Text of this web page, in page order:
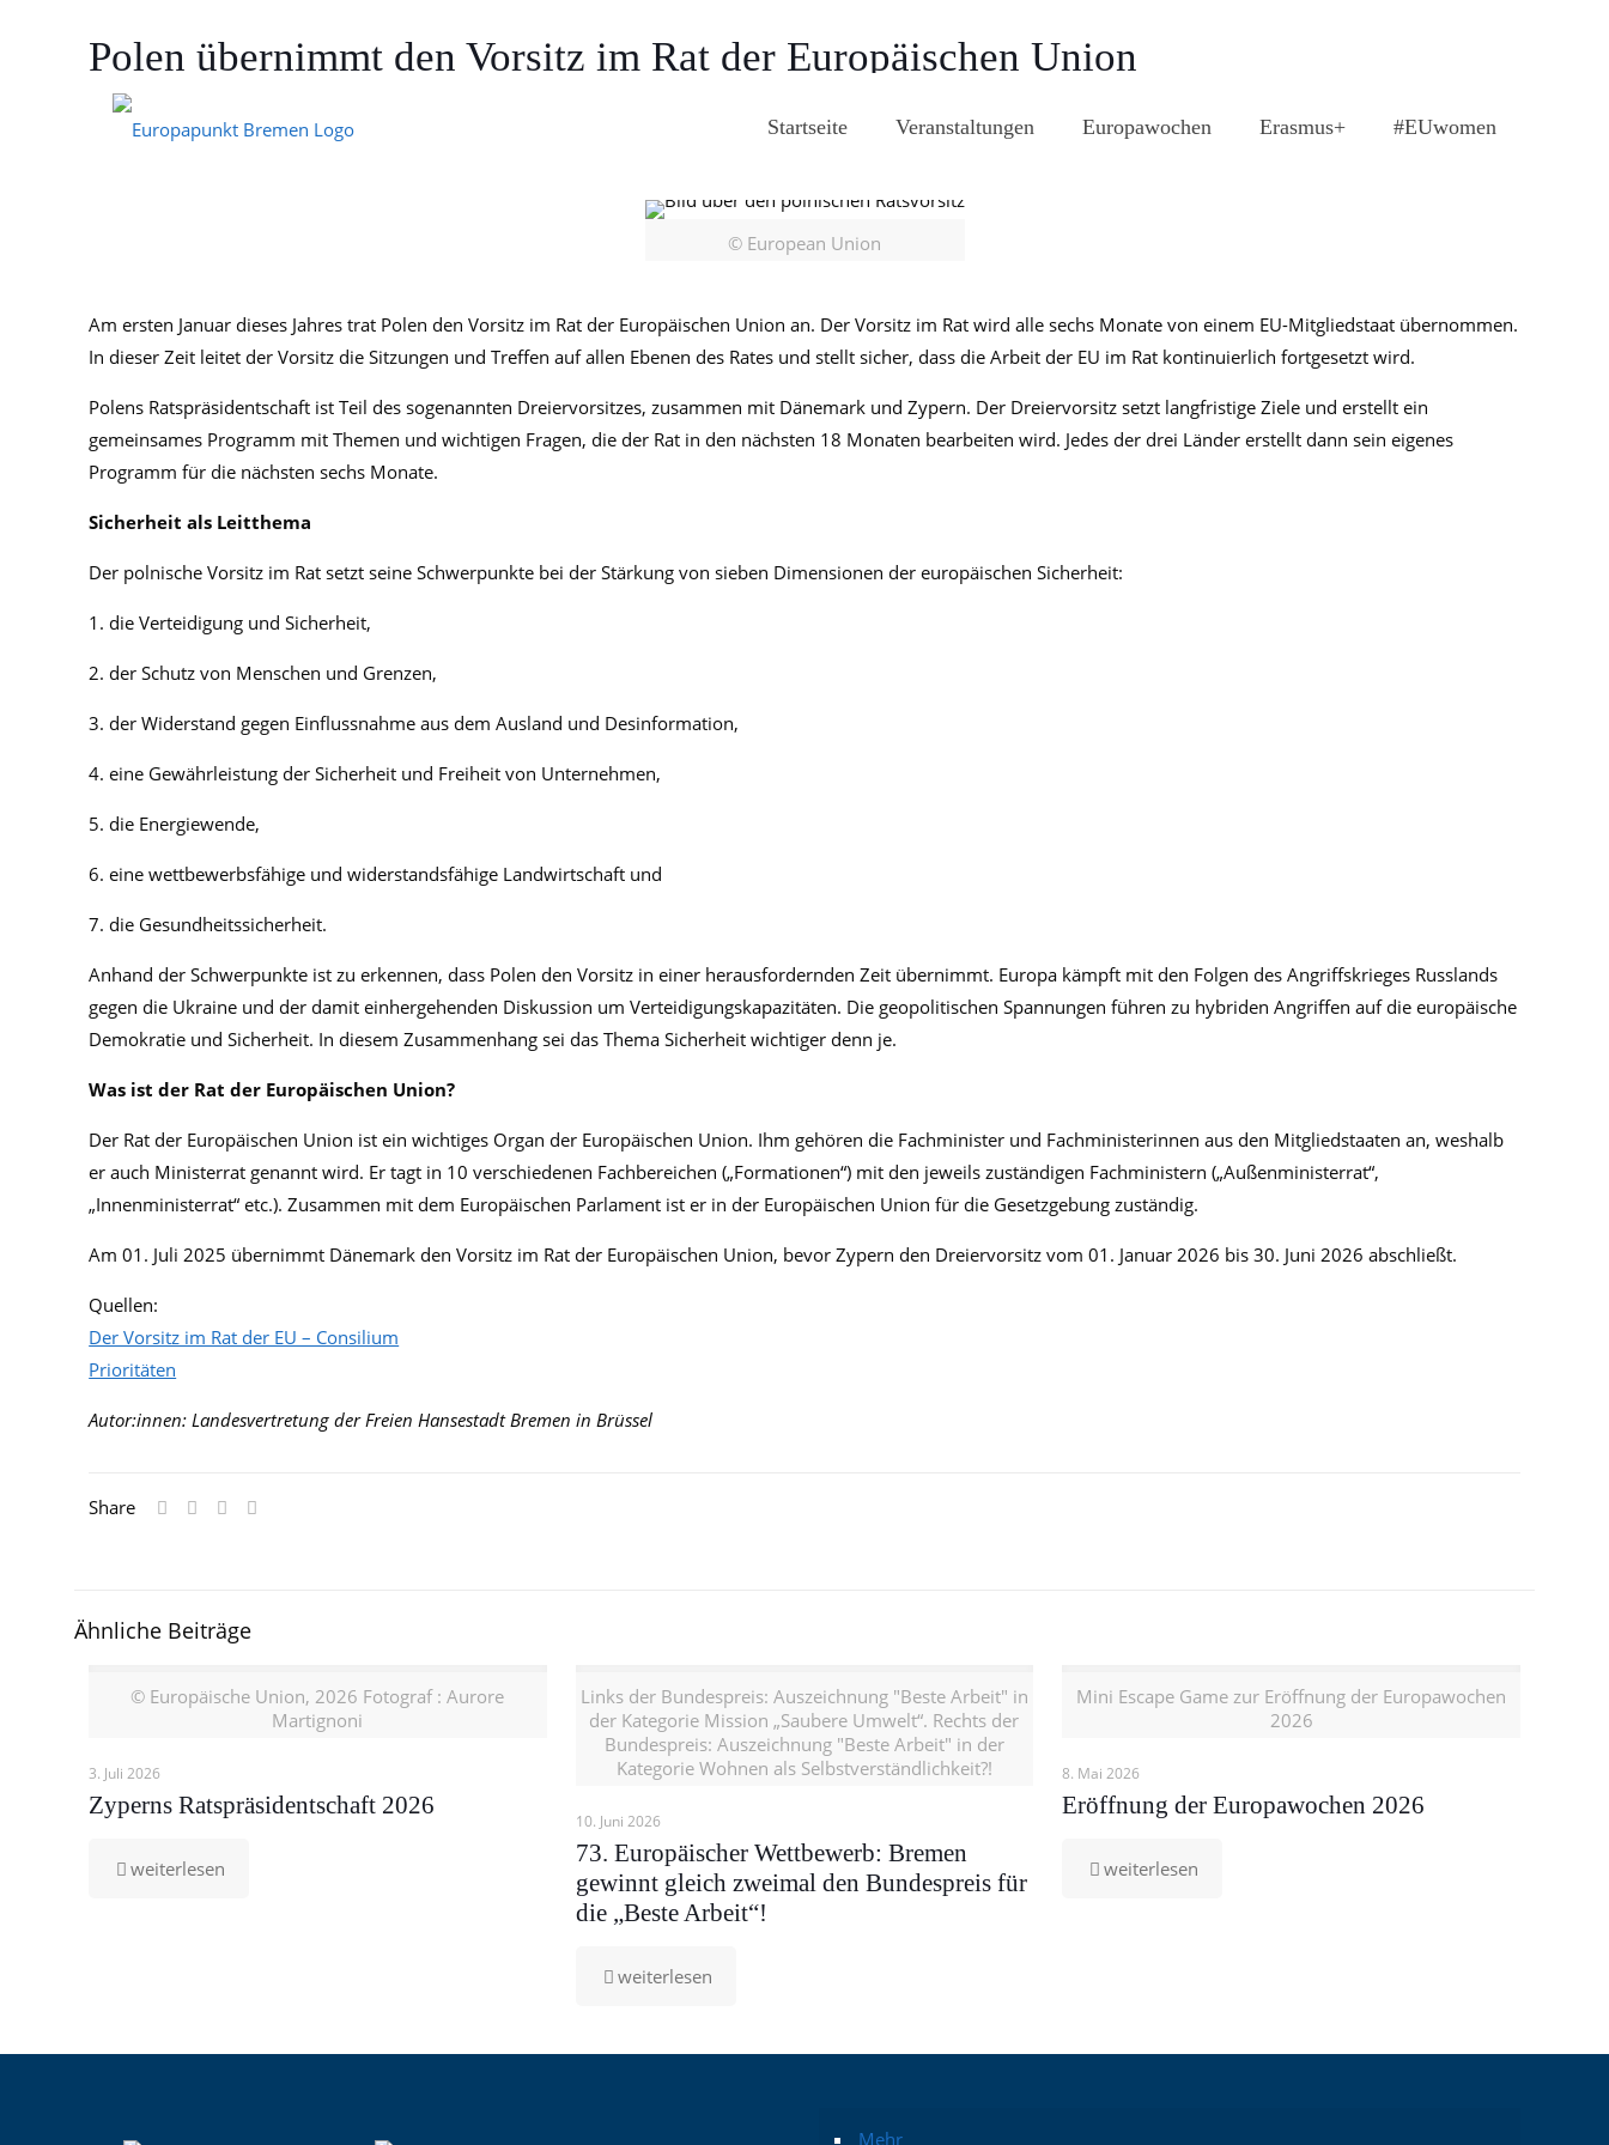
Startseite Veranstaltungen Europawochen Erasmus+ #EUwomen
Polen übernimmt den Vorsitz im Rat der Europäischen Union
4. Februar 2025
© European Union
Am ersten Januar dieses Jahres trat Polen den Vorsitz im Rat der Europäischen Union an. Der Vorsitz im Rat wird alle sechs Monate von einem EU-Mitgliedstaat übernommen.
In dieser Zeit leitet der Vorsitz die Sitzungen und Treffen auf allen Ebenen des Rates und stellt sicher, dass die Arbeit der EU im Rat kontinuierlich fortgesetzt wird.
Polens Ratspräsidentschaft ist Teil des sogenannten Dreiervorsitzes, zusammen mit Dänemark und Zypern. Der Dreiervorsitz setzt langfristige Ziele und erstellt ein
gemeinsames Programm mit Themen und wichtigen Fragen, die der Rat in den nächsten 18 Monaten bearbeiten wird. Jedes der drei Länder erstellt dann sein eigenes
Programm für die nächsten sechs Monate.
Sicherheit als Leitthema
Der polnische Vorsitz im Rat setzt seine Schwerpunkte bei der Stärkung von sieben Dimensionen der europäischen Sicherheit:
1. die Verteidigung und Sicherheit,
2. der Schutz von Menschen und Grenzen,
3. der Widerstand gegen Einflussnahme aus dem Ausland und Desinformation,
4. eine Gewährleistung der Sicherheit und Freiheit von Unternehmen,
5. die Energiewende,
6. eine wettbewerbsfähige und widerstandsfähige Landwirtschaft und
7. die Gesundheitssicherheit.
Anhand der Schwerpunkte ist zu erkennen, dass Polen den Vorsitz in einer herausfordernden Zeit übernimmt. Europa kämpft mit den Folgen des Angriffskrieges Russlands
gegen die Ukraine und der damit einhergehenden Diskussion um Verteidigungskapazitäten. Die geopolitischen Spannungen führen zu hybriden Angriffen auf die europäische
Demokratie und Sicherheit. In diesem Zusammenhang sei das Thema Sicherheit wichtiger denn je.
Was ist der Rat der Europäischen Union?
Der Rat der Europäischen Union ist ein wichtiges Organ der Europäischen Union. Ihm gehören die Fachminister und Fachministerinnen aus den Mitgliedstaaten an, weshalb
er auch Ministerrat genannt wird. Er tagt in 10 verschiedenen Fachbereichen („Formationen“) mit den jeweils zuständigen Fachministern („Außenministerrat“,
„Innenministerrat“ etc.). Zusammen mit dem Europäischen Parlament ist er in der Europäischen Union für die Gesetzgebung zuständig.
Am 01. Juli 2025 übernimmt Dänemark den Vorsitz im Rat der Europäischen Union, bevor Zypern den Dreiervorsitz vom 01. Januar 2026 bis 30. Juni 2026 abschließt.
Quellen:
Der Vorsitz im Rat der EU – Consilium
Prioritäten
Autor:innen: Landesvertretung der Freien Hansestadt Bremen in Brüssel
Share
Ähnliche Beiträge
© Europäische Union, 2026 Fotograf : Aurore
Martignoni
3. Juli 2026
Zyperns Ratspräsidentschaft 2026
weiterlesen
Links der Bundespreis: Auszeichnung "Beste Arbeit" in
der Kategorie Mission „Saubere Umwelt“. Rechts der
Bundespreis: Auszeichnung "Beste Arbeit" in der
Kategorie Wohnen als Selbstverständlichkeit?!
10. Juni 2026
73. Europäischer Wettbewerb: Bremen
gewinnt gleich zweimal den Bundespreis für
die „Beste Arbeit“!
weiterlesen-
Bremen
Mini Escape Game zur Eröffnung der Europawochen
2026
8. Mai 2026
Eröffnung der Europawochen 2026
weiterlesen
Mehr